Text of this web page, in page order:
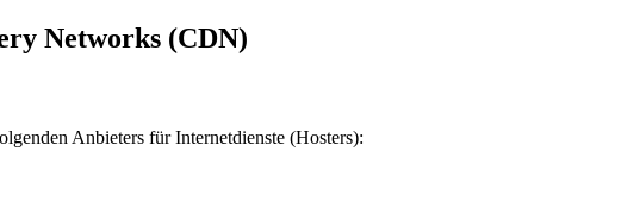
Networks (CDN)
Anbieters für Internetdienste (Hosters):